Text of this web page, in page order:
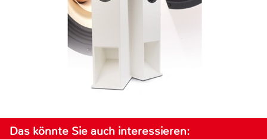
Das könnte Sie auch interessieren: